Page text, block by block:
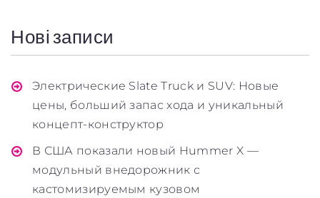
Нові записи
Электрические Slate Truck и SUV: Новые
цены, больший запас хода и уникальный
концепт-конструктор
В США показали новый Hummer X —
модульный внедорожник с
кастомизируемым кузовом